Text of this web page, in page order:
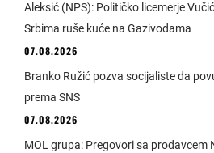
Aleksić (NPS): Političko licemerje
Srbima ruše kuće na Gazivodama
07.08.2026
Branko Ružić pozva socijaliste da
prema SNS
07.08.2026
MOL grupa: Pregovori sa prodavcem